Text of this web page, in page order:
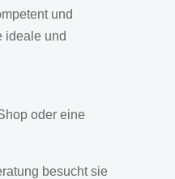
und
ideale und
oder eine
besucht sie